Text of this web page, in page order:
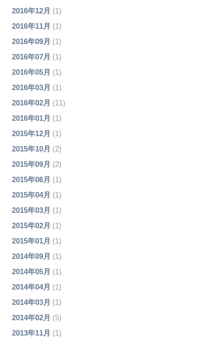
2016年12月 (1)
2016年11月 (1)
2016年09月 (1)
2016年07月 (1)
2016年05月 (1)
2016年03月 (1)
2016年02月 (11)
2016年01月 (1)
2015年12月 (1)
2015年10月 (2)
2015年09月 (2)
2015年06月 (1)
2015年04月 (1)
2015年03月 (1)
2015年02月 (1)
2015年01月 (1)
2014年09月 (1)
2014年05月 (1)
2014年04月 (1)
2014年03月 (1)
2014年02月 (5)
2013年11月 (1)